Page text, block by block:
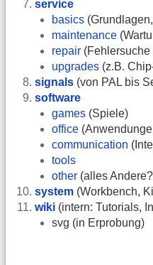
service
basics
maintenance
repair
upgrades (z.B.
signals (von PAL bis
software
games (Spiele)
office
communication
tools
other (alles
system (Workbench,
wiki (intern: Tutorials,
svg (in Erprobung)